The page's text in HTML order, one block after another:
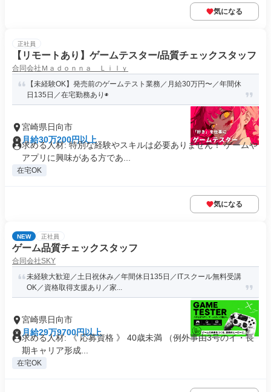
気になる
正社員
【リモートあり】ゲームテスター/品質チェックスタッフ
合同会社Ｍａｄｏｎｎａ Ｌｉｌｙ
【未経験OK】発売前のゲームテスト業務／月給30万円〜／年間休
日135日／在宅勤務あり◉
宮崎県日向市
月給30万200円以上
求める人材: 特別な経験やスキルは必要ありません！ ゲームや
アプリに興味がある方であ...
在宅OK
気になる
NEW 正社員
ゲーム品質チェックスタッフ
合同会社SKY
未経験大歓迎／土日祝休み／年間休日135日／ITスクール無料受講
OK／資格取得支援あり／家...
宮崎県日向市
月給29万9700円以上
求める人材: 《 応募資格 》 40歳未満 （例外事由3号のイ・長
期キャリア形成...
在宅OK